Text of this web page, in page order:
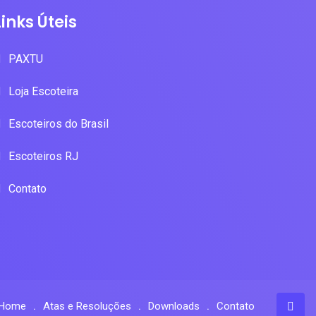
Úteis
PAXTU
Loja Escoteira
Escoteiros do Brasil
Escoteiros RJ
Contato
Atas e Resoluções Downloads Contato